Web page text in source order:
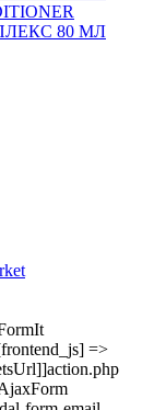
80 МЛ
=>